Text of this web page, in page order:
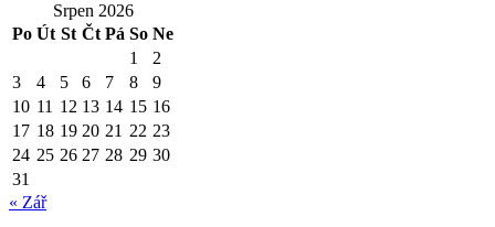
Srpen 2026
Po Út St Čt Pá So Ne
1
2
3
4 5 6 7 8
9
10 11 12 13 14 15 16
17 18 19 20 21 22 23
24 25 26 27 28 29 30
31
« Zář